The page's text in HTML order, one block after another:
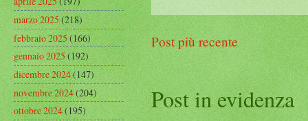
Post più recente
Post in evidenza
marzo 2025(218)
febbraio 2025(166)
gennaio 2025(192)
dicembre 2024(147)
novembre 2024(204)
ottobre 2024(195)